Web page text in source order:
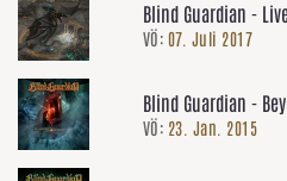
Blind Guardian -
VÖ: 07. Juli 2017
Blind Guardian -
VÖ: 23. Jan. 2015